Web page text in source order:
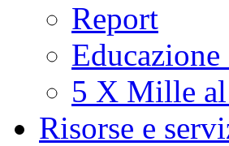
Report
5 X Mille
Risorse e